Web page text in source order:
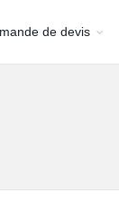
de devis